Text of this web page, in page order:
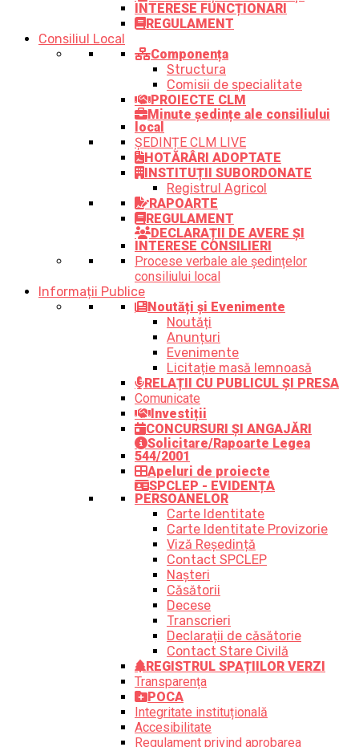
INTERESE FUNCȚIONARI
REGULAMENT
Consiliul Local
Componența
Structura
Comisii de specialitate
PROIECTE CLM
Minute ședințe ale consiliului
local
ȘEDINȚE CLM LIVE
HOTĂRÂRI ADOPTATE
INSTITUȚII SUBORDONATE
Registrul Agricol
RAPOARTE
REGULAMENT
DECLARAȚII DE AVERE ȘI
INTERESE CONSILIERI
Procese verbale ale ședințelor
consiliului local
Informații Publice
Noutăți și Evenimente
Noutăți
Anunțuri
Evenimente
Licitație masă lemnoasă
RELAȚII CU PUBLICUL ȘI PRESA
Comunicate
Investiții
CONCURSURI ȘI ANGAJĂRI
Solicitare/Rapoarte Legea
544/2001
Apeluri de proiecte
SPCLEP - EVIDENȚA
PERSOANELOR
Carte Identitate
Carte Identitate Provizorie
Viză Reședință
Contact SPCLEP
Nașteri
Căsătorii
Decese
Transcrieri
Declarații de căsătorie
Contact Stare Civilă
REGISTRUL SPAȚIILOR VERZI
Transparența
POCA
Integritate instituțională
Accesibilitate
Regulament privind aprobarea